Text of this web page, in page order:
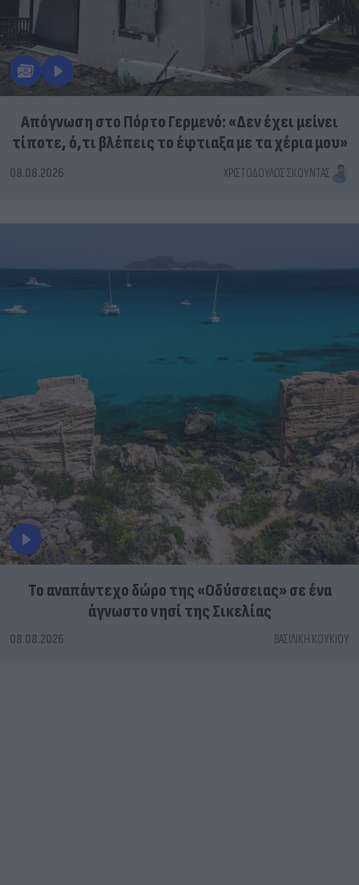
Απόγνωση στο Πόρτο Γερμενό: «Δεν έχει μείνει
τίποτε, ό,τι βλέπεις το έφτιαξα με τα χέρια μου»
08.08.2026 ΧΡΙΣΤΌΔΟΥΛΟΣ ΣΚΟΎΝΤΑΣ
To αναπάντεχο δώρο της «Οδύσσειας» σε ένα
άγνωστο νησί της Σικελίας
08.08.2026 ΒΑΣΙΛΙΚΉ ΚΟΥΚΊΟΥ